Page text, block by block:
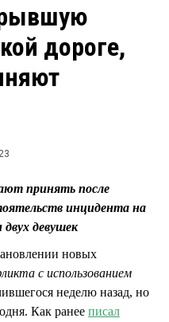
Рейтинги
Блоги
Архив
дороге,
принять после
инцидента на
девушек
новых
с использованием
неделю назад, но
Как ранее писал